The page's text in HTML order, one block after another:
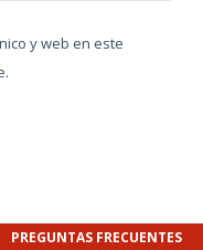
y web en este
PREGUNTAS FRECUENTES